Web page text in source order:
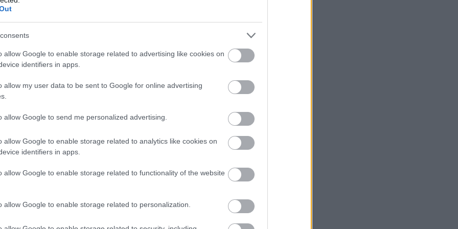
allow Google to enable storage related to advertising like cookies on
identifiers in apps.
allow my user data to be sent to Google for online advertising
allow Google to send me personalized advertising.
allow Google to enable storage related to analytics like cookies on
identifiers in apps.
allow Google to enable storage related to functionality of the website
allow Google to enable storage related to personalization.
age, in 1990 minimum age
age, in 1991 minimum age
age, in 1992 minimum age
age, in 1993 minimum age"
a 2008/09-es évben a 2007/08-ashoz képest egy évvel
a korhatárok. Ennek megfelelően Zalavári játszhat szerintem.
PDF/The_IIHF/IIHF_Statutes_and_Bylaws-
Válasz erre
hogy mielőbb épüljön fel a remek játékos.Amennyiben igaz,
a nagyok között is beveti akkor a kemény védőnktől nem csak
as ellenfeleink is, mert ha nem tévedek a srác ott is erősíti
beszél...
Válasz erre